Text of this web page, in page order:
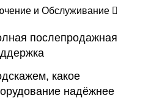
и Обслуживание
послепродажная
какое
надёжнее